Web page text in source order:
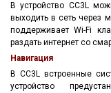
В устройство CC3L
выходить в сеть через
поддерживает Wi-Fi
раздать интернет со
Навигация
В CC3L встроенные
устройство